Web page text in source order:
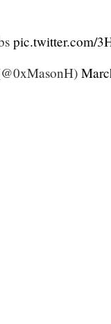
pic.twitter.com/